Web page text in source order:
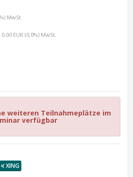
MwSt.
EUR (0,0%) MwSt.
weiteren Teilnahmeplätze im
verfügbar
XING